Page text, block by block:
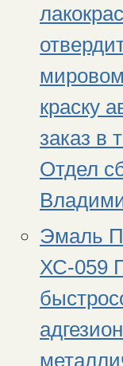
краску
заказ в
Отдел
Эмаль
ХС-059